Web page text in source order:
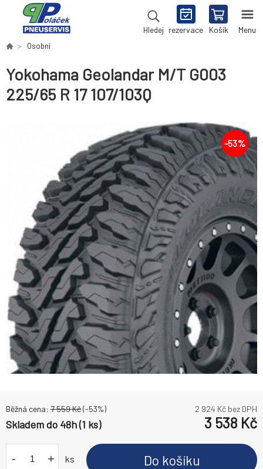
Hledej rezervace Košík Menu
Osobní
Yokohama Geolandar M/T G003
225/65 R 17 107/103Q
-53%
Běžná cena: 7 559Kč(-53%) 2 924 Kč bez DPH
Skladem do 48h (1 ks) 3 538 Kč
- + ks Do košíku